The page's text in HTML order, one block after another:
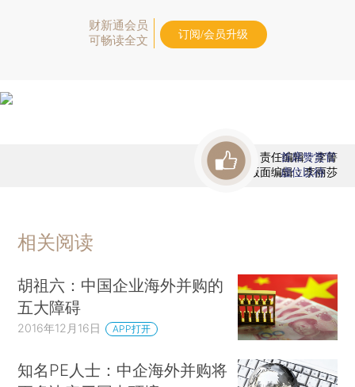
财新通会员
可畅读全文
订阅/会员升级
责任编辑：李箐
版面编辑：李丽莎
首席赞赏官
虚位以待
相关阅读
胡祖六：中国企业海外并购的
五大障碍
2016年12月16日 APP打开
知名PE人士：中企海外并购将